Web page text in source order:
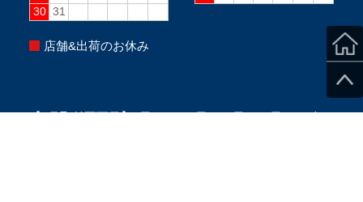
店舗&出荷のお休み
【8月取付不可日】3日、8～17日、24日、31日PM、毎